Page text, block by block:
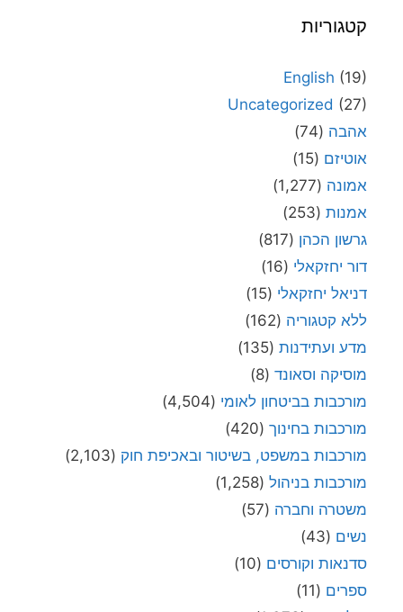
קטגוריות
English (19)
Uncategorized (27)
אהבה (74)
אוטיזם (15)
אמונה (1,277)
אמנות (253)
גרשון הכהן (817)
דור יחזקאלי (16)
דניאל יחזקאלי (15)
ללא קטגוריה (162)
מדע ועתידנות (135)
מוסיקה וסאונד (8)
מורכבות בביטחון לאומי (4,504)
מורכבות בחינוך (420)
מורכבות במשפט, בשיטור ובאכיפת חוק (2,103)
מורכבות בניהול (1,258)
משטרה וחברה (57)
נשים (43)
סדנאות וקורסים (10)
ספרים (11)